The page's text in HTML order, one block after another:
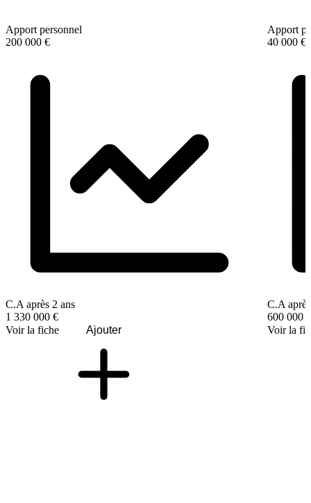
Apport personnel
200 000 €
C.A après 2 ans
1 330 000 €
Voir la fiche
Ajouter
Apport
40 000 €
C.A
600 000 €
Voir la